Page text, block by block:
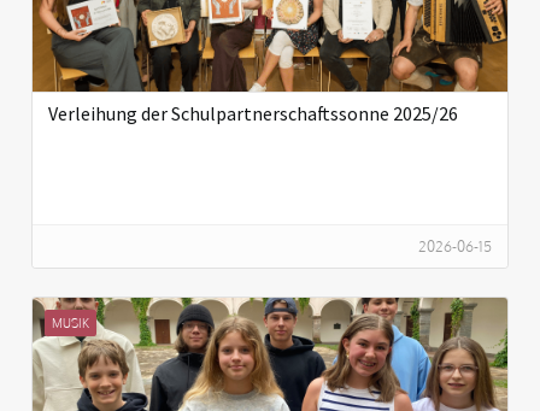
Verleihung der Schulpartnerschaftssonne 2025/26
2026-06-15
MUSIK